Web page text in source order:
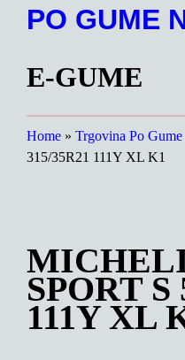
PreskočiPO GUME
E-GUME
Home » Trgovina Po Gume
315/35R21 111Y XL K1
SPORT S
111Y XL